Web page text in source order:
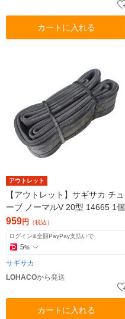
カートに入れる
アウトレット
【アウトレット】サギサカ チュ
ーブ ノーマルV 20型 14665 1個
959円 （税込）
ログイン&全額PayPay支払いで
5%
サギサカ
LOHACOから発送
カートに入れる